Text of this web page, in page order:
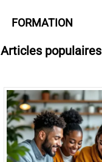
FORMATION
Articles populaires